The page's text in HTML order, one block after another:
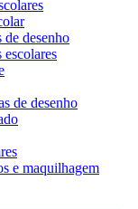
de desenho
de desenho
e maquilhagem